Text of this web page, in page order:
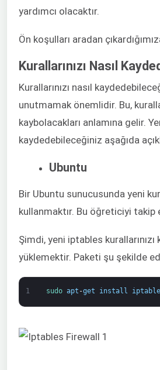
yardımcı olacaktır.
Ön koşulları aradan
Kurallarınızı Nasıl
Kurallarınızı nasıl
unutmamak önemlidir. Bu,
kaybolacakları anlamına gelir.
kaydedebileceğiniz aşağıda
Ubuntu
Bir Ubuntu sunucusunda yeni
kullanmaktır. Bu öğreticiyi takip
Şimdi, yeni iptables
yüklemektir. Paketi şu şekilde
1 sudo apt -get install